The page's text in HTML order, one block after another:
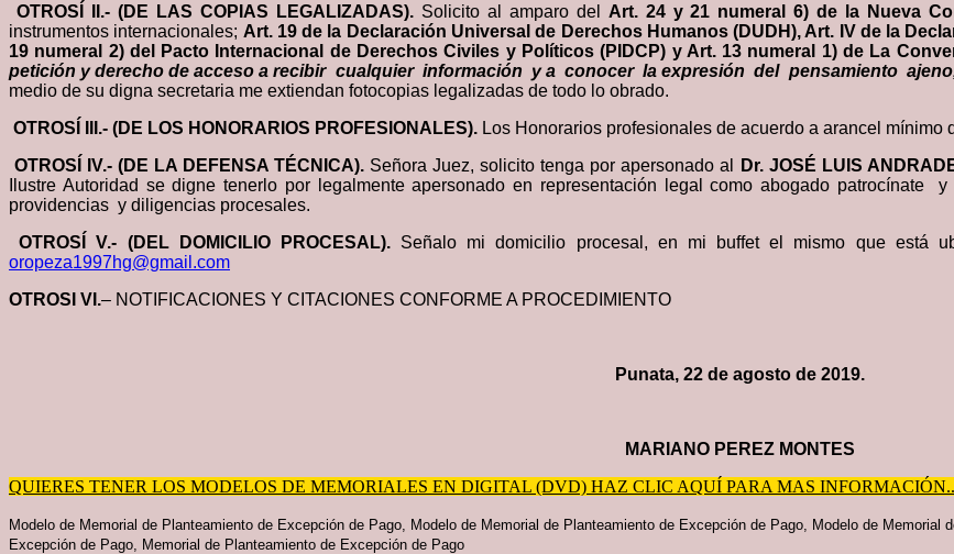
OTROSÍ II.- (DE LAS COPIAS LEGALIZADAS). Solicito al amparo del Art. 24 y 21 numeral 6) de la Nueva
instrumentos internacionales; Art. 19 de la Declaración Universal de Derechos Humanos (DUDH), Art. IV de la
19 numeral 2) del Pacto Internacional de Derechos Civiles y Políticos (PIDCP) y Art. 13 numeral 1) de La
petición y derecho de acceso a recibir cualquier información y a conocer la expresión del pensamiento
medio de su digna secretaria me extiendan fotocopias legalizadas de todo lo obrado.
OTROSÍ III.- (DE LOS HONORARIOS PROFESIONALES). Los Honorarios profesionales de acuerdo a arancel mínimo
OTROSÍ IV.- (DE LA DEFENSA TÉCNICA). Señora Juez, solicito tenga por apersonado al Dr. JOSÉ LUIS
Ilustre Autoridad se digne tenerlo por legalmente apersonado en representación legal como abogado
providencias y diligencias procesales.
OTROSÍ V.- (DEL DOMICILIO PROCESAL). Señalo mi domicilio procesal, en mi buffet el mismo que
oropeza1997hg@gmail.com
OTROSI VI.– NOTIFICACIONES Y CITACIONES CONFORME A PROCEDIMIENTO
Punata, 22 de agosto de 2019.
MARIANO PEREZ MONTES
QUIERES TENER LOS MODELOS DE MEMORIALES EN DIGITAL (DVD) HAZ CLIC AQUÍ PARA MAS
Modelo de Memorial de Planteamiento de Excepción de Pago, Modelo de Memorial de Planteamiento de Excepción de Pago, Modelo de Memorial
Excepción de Pago, Memorial de Planteamiento de Excepción de Pago